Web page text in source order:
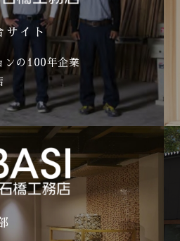
サイト
ンの100年企業